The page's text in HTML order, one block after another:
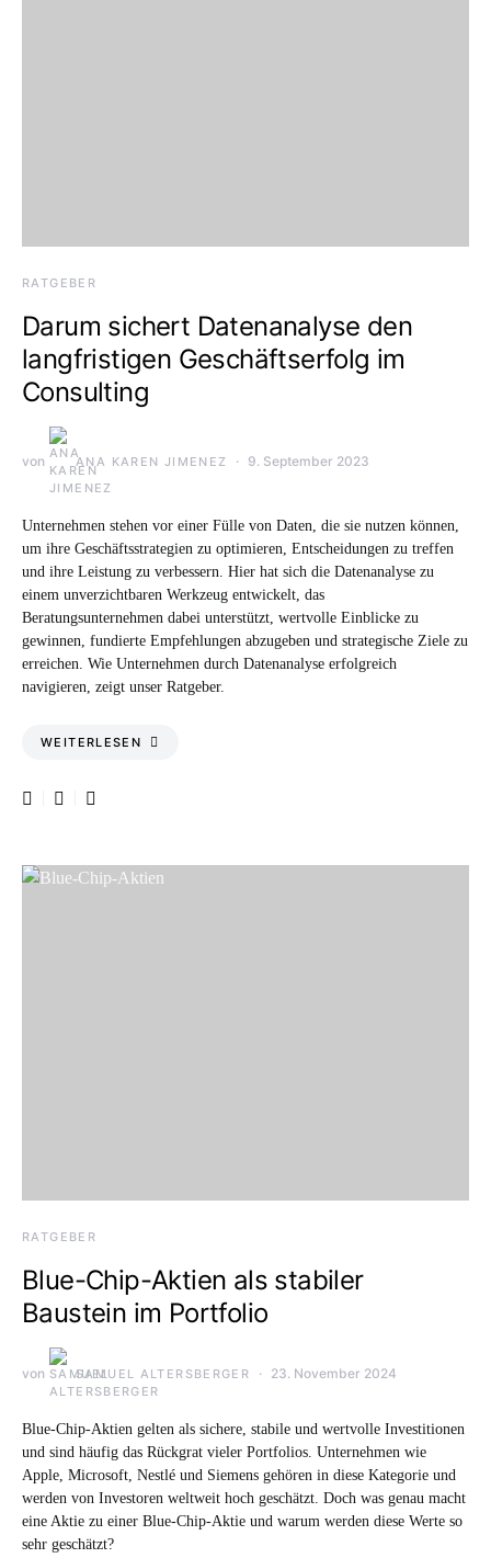
RATGEBER
Darum sichert Datenanalyse den
langfristigen Geschäftserfolg im
Consulting
von ANA KAREN JIMENEZ 9. September 2023
Unternehmen stehen vor einer Fülle von Daten, die sie nutzen können,
um ihre Geschäftsstrategien zu optimieren, Entscheidungen zu treffen
und ihre Leistung zu verbessern. Hier hat sich die Datenanalyse zu
einem unverzichtbaren Werkzeug entwickelt, das
Beratungsunternehmen dabei unterstützt, wertvolle Einblicke zu
gewinnen, fundierte Empfehlungen abzugeben und strategische Ziele zu
erreichen. Wie Unternehmen durch Datenanalyse erfolgreich
navigieren, zeigt unser Ratgeber.
WEITERLESEN
RATGEBER
Blue-Chip-Aktien als stabiler
Baustein im Portfolio
von SAMUEL ALTERSBERGER 23. November 2024
Blue-Chip-Aktien gelten als sichere, stabile und wertvolle Investitionen
und sind häufig das Rückgrat vieler Portfolios. Unternehmen wie
Apple, Microsoft, Nestlé und Siemens gehören in diese Kategorie und
werden von Investoren weltweit hoch geschätzt. Doch was genau macht
eine Aktie zu einer Blue-Chip-Aktie und warum werden diese Werte so
sehr geschätzt?